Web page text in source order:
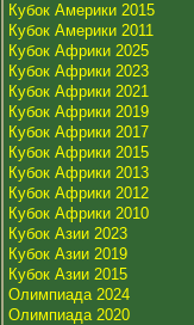
Кубок Америки 2015
Кубок Америки 2011
Кубок Африки 2025
Кубок Африки 2023
Кубок Африки 2021
Кубок Африки 2019
Кубок Африки 2017
Кубок Африки 2015
Кубок Африки 2013
Кубок Африки 2012
Кубок Африки 2010
Кубок Азии 2023
Кубок Азии 2019
Кубок Азии 2015
Олимпиада 2024
Олимпиада 2020